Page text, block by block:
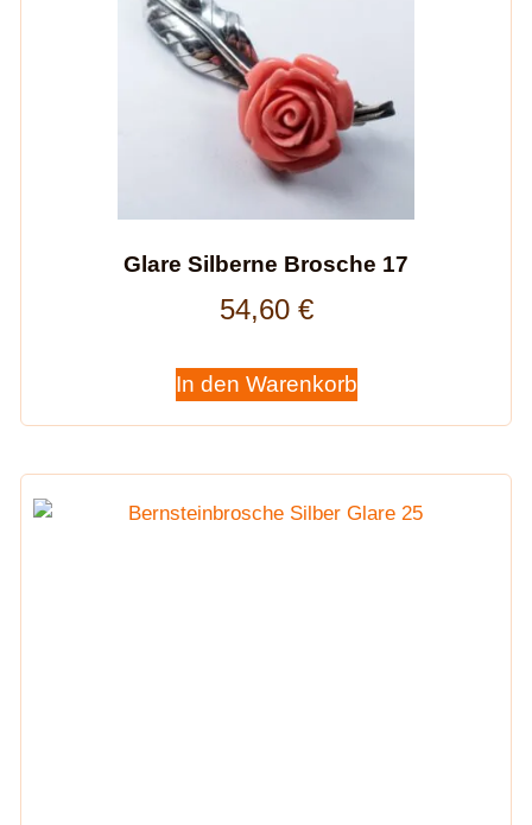
Glare Silberne Brosche 17
54,60 €
In den Warenkorb